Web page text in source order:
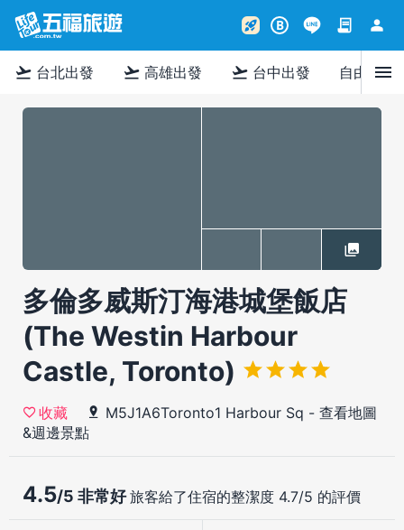
rocket_launch B contract person
flight_takeoff 台北出發 flight_takeoff 高雄出發 flight_takeoff 台中出發 自由行menu
多倫多威斯汀海港城堡飯店
(The Westin Harbour
Castle, Toronto)
收藏 M5J1A6Toronto1 Harbour Sq - 查看地圖
&週邊景點
4.5/5 非常好旅客給了住宿的整潔度 4.7/5 的評價